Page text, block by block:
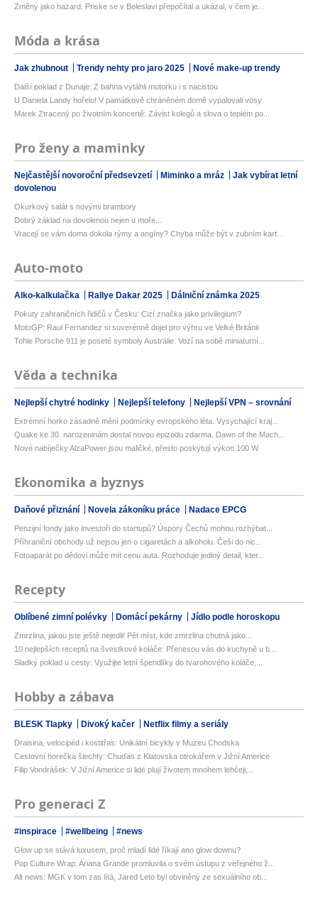
Změny jako hazard. Priske se v Boleslavi přepočítal a ukázal, v čem je...
Móda a krása
Jak zhubnout Trendy nehty pro jaro 2025 Nové make-up trendy
Další poklad z Dunaje: Z bahna vytáhli motorku i s nacistou
U Daniela Landy hořelo! V památkově chráněném domě vypalovali vosy
Marek Ztracený po životním koncertě: Závist kolegů a slova o teplém po...
Pro ženy a maminky
Nejčastější novoroční předsevzetí Miminko a mráz
Jak vybírat letní
dovolenou
Okurkový salát s novými brambory
Dobrý základ na dovolenou nejen u moře...
Vracejí se vám doma dokola rýmy a angíny? Chyba může být v zubním kart...
Auto-moto
Alko-kalkulačka Rallye Dakar 2025 Dálniční známka 2025
Pokuty zahraničních řidičů v Česku: Cizí značka jako privilegium?
MotoGP: Raul Fernandez si suverénně dojel pro výhru ve Velké Británii
Tohle Porsche 911 je poseté symboly Austrálie. Vozí na sobě miniaturní...
Věda a technika
Nejlepší chytré hodinky Nejlepší telefony Nejlepší VPN – srovnání
Extrémní horko zásadně mění podmínky evropského léta. Vysychající kraj...
Quake ke 30. narozeninám dostal novou epizodu zdarma. Dawn of the Mach...
Nové nabíječky AlzaPower jsou maličké, přesto poskytují výkon 100 W
Ekonomika a byznys
Daňové přiznání Novela zákoníku práce Nadace EPCG
Penzijní fondy jako investoři do startupů? Úspory Čechů mohou rozhýbat...
Příhraniční obchody už nejsou jen o cigaretách a alkoholu. Češi do nic...
Fotoaparát po dědovi může mít cenu auta. Rozhoduje jediný detail, kter...
Recepty
Oblíbené zimní polévky Domácí pekárny Jídlo podle horoskopu
Zmrzlina, jakou jste ještě nejedli! Pět míst, kde zmrzlina chutná jako...
10 nejlepších receptů na švestkové koláče: Přenesou vás do kuchyně u b...
Sladký poklad u cesty: Využijte letní špendlíky do tvarohového koláče,...
Hobby a zábava
BLESK Tlapky Divoký kačer Netflix filmy a seriály
Draisina, velocipéd i kostitřas: Unikátní bicykly v Muzeu Chodska
Cestovní horečka šlechty: Chuďas z Klatovska otrokářem v Jižní Americe
Filip Vondrášek: V Jižní Americe si lidé plují životem mnohem lehčeji,...
Pro generaci Z
#inspirace #wellbeing #news
Glow up se stává luxusem, proč mladí lidé říkají ano glow downu?
Pop Culture Wrap: Ariana Grande promluvila o svém ústupu z veřejného ž...
Alt news: MGK v tom zas lítá, Jared Leto byl obviněný ze sexuálního ob...